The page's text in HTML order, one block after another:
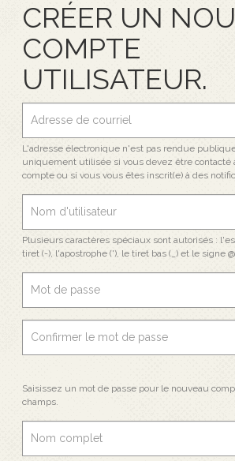
CRÉER UN
COMPTE
UTILISATEUR.
L'adresse électronique n'est pas rendue
uniquement utilisée si vous devez être contacté
compte ou si vous vous êtes inscrit(e) à des
Plusieurs caractères spéciaux sont autorisés :
tiret (-), l'apostrophe ('), le tiret bas (_) et le signe
Saisissez un mot de passe pour le nouveau
champs.